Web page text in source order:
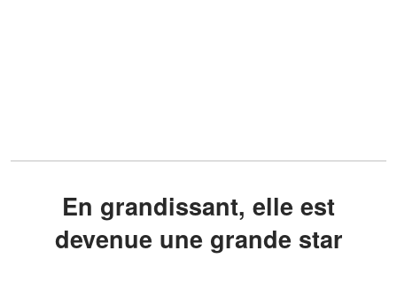
En grandissant, elle est
devenue une grande star